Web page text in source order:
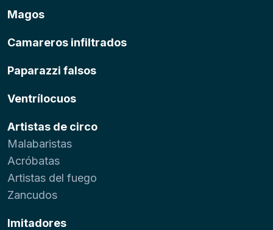
Magos
Camareros infiltrados
Paparazzi falsos
Ventrílocuos
Artistas de circo
Malabaristas
Acróbatas
Artistas del fuego
Zancudos
Imitadores